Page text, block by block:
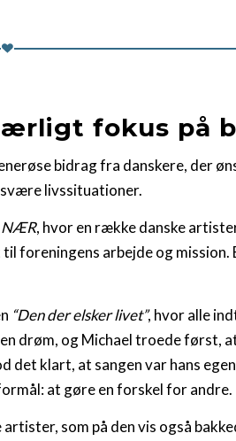
fokus på
bidrag fra danskere, der
livssituationer.
NÆR, hvor en række danske
foreningens arbejde og
“Den der elsker livet”, hvor alle
drøm, og Michael troede først,
det klart, at sangen var hans
at gøre en forskel for andre.
som på den vis også